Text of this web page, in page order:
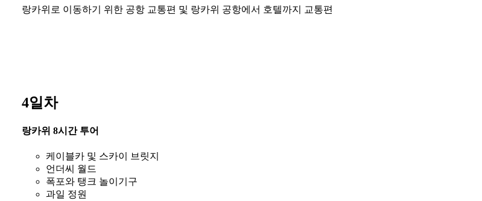
랑카위로 이동하기 위한 공항 교통편 및 랑카위 공항에서 호텔까지 교통편
4일차
랑카위 8시간 투어
케이블카 및 스카이 브릿지
언더씨 월드
폭포와 탱크 놀이기구
과일 정원